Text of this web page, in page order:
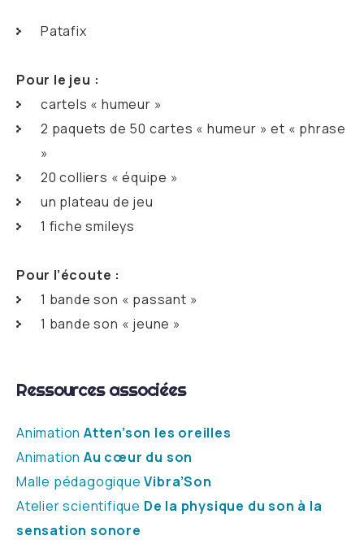
Patafix
Pour le jeu :
cartels « humeur »
2 paquets de 50 cartes « humeur » et « phrase
»
20 colliers « équipe »
un plateau de jeu
1 fiche smileys
Pour l’écoute :
1 bande son « passant »
1 bande son « jeune »
Ressources associées
Animation Atten’son les oreilles
Animation Au cœur du son
Malle pédagogiqueVibra’Son
Atelier scientifique De la physique du son à la
sensation sonore